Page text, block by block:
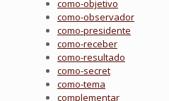
como-objetivo
como-observador
como-presidente
como-receber
como-resultado
como-secret
como-tema
complementar